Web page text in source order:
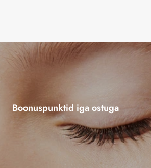
Boonuspunktid iga ostuga